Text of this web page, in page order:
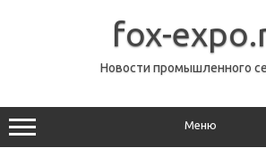
fox-
Новости промышленного
Меню